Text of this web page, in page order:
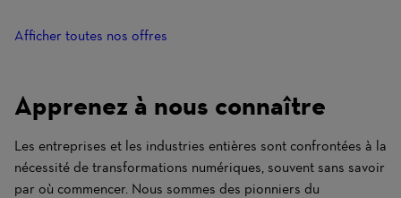
Afficher toutes nos offres
Apprenez à nous connaître
Les entreprises et les industries entières sont confrontées à la
nécessité de transformations numériques, souvent sans savoir
par où commencer. Nous sommes des pionniers du